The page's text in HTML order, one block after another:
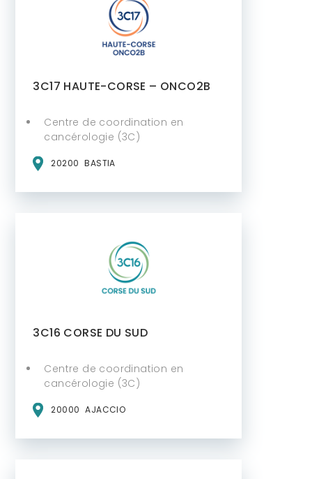
3C17 HAUTE-CORSE – ONCO2B
Centre de coordination en
cancérologie (3C)
20200 BASTIA
3C16 CORSE DU SUD
Centre de coordination en
cancérologie (3C)
20000 AJACCIO